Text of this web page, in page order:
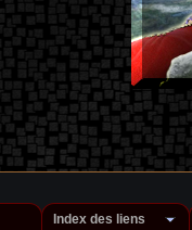
Index des liens